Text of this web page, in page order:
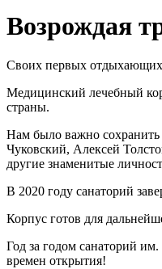
Возрождая
Своих первых отдыхающих
Медицинский лечебный
страны.
Нам было важно сохранить
Чуковский, Алексей
другие знаменитые
В 2020 году санаторий
Корпус готов для
Год за годом санаторий
времен открытия!